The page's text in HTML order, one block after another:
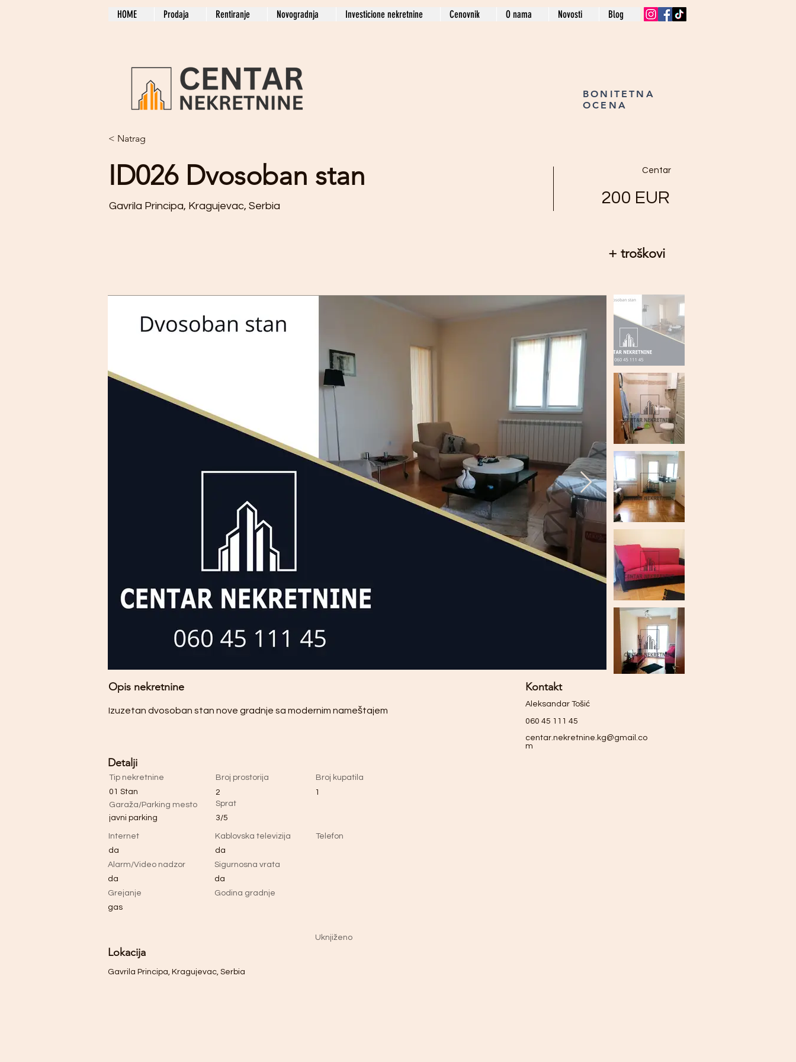
HOME Prodaja Rentiranje Novogradnja Investicione nekretnine Cenovnik O nama Novosti Blog
BONITETNA
OCENA
< Natrag
ID026 Dvosoban stan
Gavrila Principa, Kragujevac, Serbia
Centar
200 EUR
+ troškovi
Opis nekretnine
Izuzetan dvosoban stan nove gradnje sa modernim nameštajem
Kontakt
Aleksandar Tošić
060 45 111 45
centar.nekretnine.kg@gmail.co
m
Detalji
Tip nekretnine
01 Stan
Garaža/Parking mesto
javni parking
Internet
da
Alarm/Video nadzor
da
Grejanje
gas
Broj prostorija
2
Sprat
Broj kupatila
1
3/5
Kablovska televizija
da
Telefon
Sigurnosna vrata
da
Godina gradnje
Uknjiženo
Lokacija
Gavrila Principa, Kragujevac, Serbia